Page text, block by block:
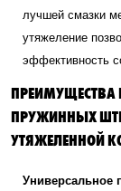
лучшей смазки
утяжеление
эффективность
ПРЕИМУЩЕСТВА
ПРУЖИННЫХ
УТЯЖЕЛЕННОЙ
Универсальное